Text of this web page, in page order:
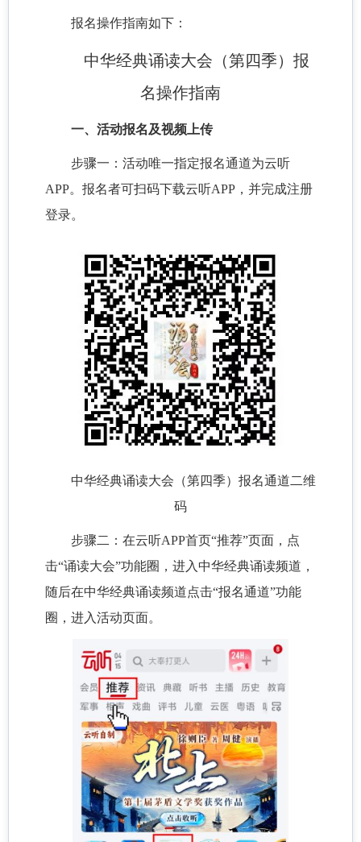
报名操作指南如下：
中华经典诵读大会（第四季）报
名操作指南
一、活动报名及视频上传
步骤一：活动唯一指定报名通道为云听
APP。报名者可扫码下载云听APP，并完成注册
登录。
中华经典诵读大会（第四季）报名通道二维
码
步骤二：在云听APP首页“推荐”页面，点
击“诵读大会”功能圈，进入中华经典诵读频道，
随后在中华经典诵读频道点击“报名通道”功能
圈，进入活动页面。